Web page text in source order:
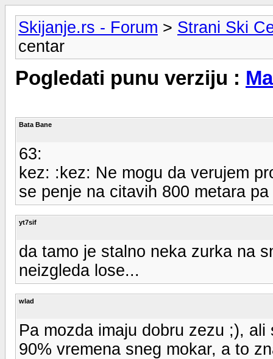
Skijanje.rs - Forum > Strani Ski
centar
Pogledati punu verziju :
Bata Bane
63:
kez: :kez: Ne mogu da verujem
se penje na citavih 800 metara
yt7sif
da tamo je stalno neka zurka na
neizgleda lose...
wlad
Pa mozda imaju dobru zezu ;),
90% vremena sneg mokar, a to